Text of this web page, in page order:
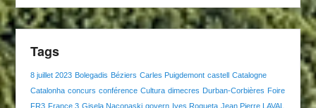
Tags
8 juillet 2023 Bolegadis Béziers Carles Puigdemont castell Catalogne
Catalonha concurs conférence Cultura dimecres Durban-Corbières Foire
FR3 France 3 Gisela Naconaski govern Ives Roqueta Jean Pierre LAVAL